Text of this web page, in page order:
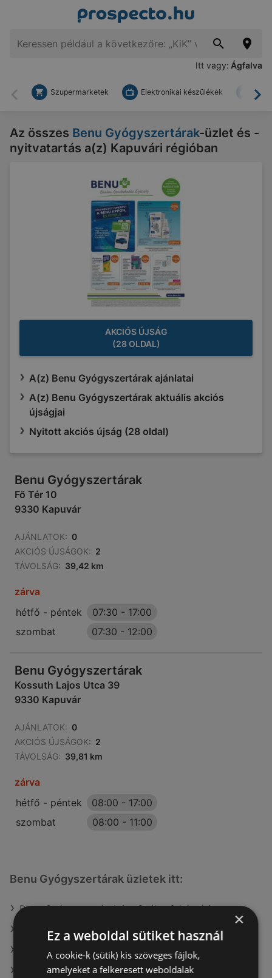
Itt vagy: Ágfalva
Vissza
Szupermarketek Elektronikai készülékek
Az összes Benu Gyógyszertárak-üzlet és -
nyitvatartás a(z) Kapuvári régióban
AKCIÓS ÚJSÁG
(28 OLDAL)
A(z) Benu Gyógyszertárak ajánlatai
A(z) Benu Gyógyszertárak aktuális akciós
újságjai
Nyitott akciós újság (28 oldal)
Benu Gyógyszertárak
Fő Tér 10
9330 Kapuvár
AJÁNLATOK: 0
AKCIÓS ÚJSÁGOK: 2
TÁVOLSÁG: 39,42 km
zárva
hétfő - péntek
07:30 - 17:00
szombat
07:30 - 12:00
Benu Gyógyszertárak
Kossuth Lajos Utca 39
9330 Kapuvár
AJÁNLATOK: 0
AKCIÓS ÚJSÁGOK: 2
TÁVOLSÁG: 39,81 km
zárva
hétfő - péntek
08:00 - 17:00
szombat
08:00 - 11:00
Benu Gyógyszertárak üzletek itt:
Benu Gyógyszertárak itt: Székesfehérvári
Benu Gyógyszertárak itt: Várpalotai
Benu Gyógyszertárak itt: Berettyóújfalui
Benu Gyógyszertárak itt: Hajdúszoboszlói
×
Ez a weboldal sütiket használ
A cookie-k (sütik) kis szöveges fájlok,
amelyeket a felkeresett weboldalak